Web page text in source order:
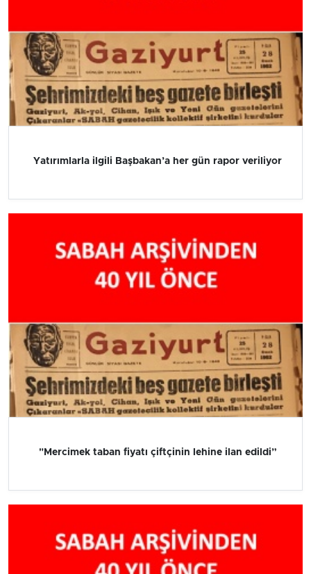
Yatırımlarla ilgili Başbakan’a her gün rapor veriliyor
"Mercimek taban fiyatı çiftçinin lehine ilan edildi”